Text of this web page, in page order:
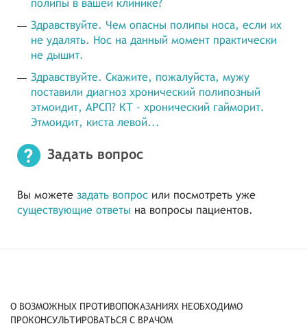
полипы в вашей клинике?
Здравствуйте. Чем опасны полипы носа, если их
не удалять. Нос на данный момент практически
не дышит.
Здравствуйте. Скажите, пожалуйста, мужу
поставили диагноз хронический полипозный
этмоидит, АРСП? КТ - хронический гайморит.
Этмоидит, киста левой...
Задать вопрос
Вы можете задать вопрос или посмотреть уже
существующие ответы на вопросы пациентов.
О ВОЗМОЖНЫХ ПРОТИВОПОКАЗАНИЯХ НЕОБХОДИМО
ПРОКОНСУЛЬТИРОВАТЬСЯ С ВРАЧОМ